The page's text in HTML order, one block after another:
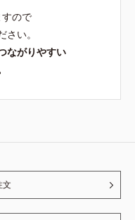
ので
い。
ながりやすい
文